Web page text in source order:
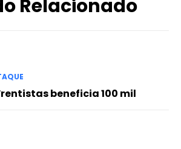
Relacionado
beneficia 100 mil